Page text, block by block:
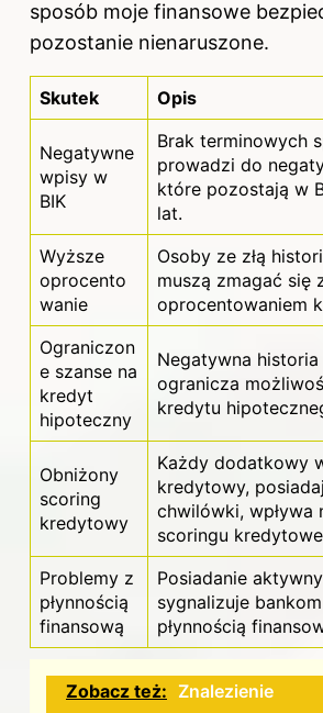
sposób moje finansowe
pozostanie nienaruszone.
Skutek Opis
Negatywne
wpisy w
BIK
Brak terminowych
prowadzi do
które pozostają w
lat.
Wyższe
oprocento
wanie
Osoby ze złą
muszą zmagać się
oprocentowaniem
Ograniczon
e szanse na
kredyt
hipoteczny
Negatywna
ogranicza
kredytu
Obniżony
scoring
kredytowy
Każdy dodatkowy
kredytowy,
chwilówki, wpływa
scoringu
Problemy z
płynnością
finansową
Posiadanie
sygnalizuje
płynnością
Zobacz też: Znalezienie